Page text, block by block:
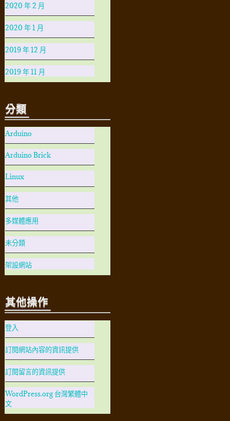
2020 年 2 月
2020 年 1 月
2019 年 12 月
2019 年 11 月
分類
Arduino
Arduino Brick
Linux
其他
多媒體應用
未分類
架設網站
其他操作
登入
訂閱網站內容的資訊提供
訂閱留言的資訊提供
WordPress.org 台灣繁體中
文